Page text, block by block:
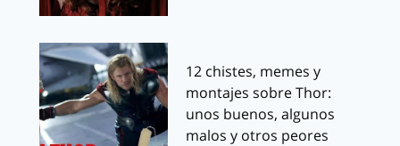
12 chistes, memes y
montajes sobre Thor:
unos buenos, algunos
malos y otros peores